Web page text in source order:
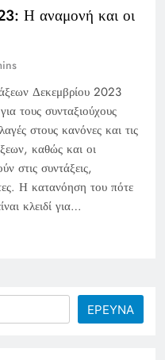
Η αναμονή και οι
Δεκεμβρίου 2023
τους συνταξιούχους
στους κανόνες και τις
καθώς και οι
στις συντάξεις,
Η κατανόηση του πότε
κλειδί για…
ΕΡΕΥΝΑ